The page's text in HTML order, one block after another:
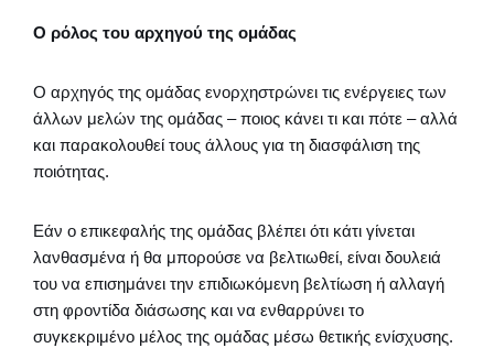
Ο ρόλος του αρχηγού της ομάδας
Ο αρχηγός της ομάδας ενορχηστρώνει τις ενέργειες των
άλλων μελών της ομάδας – ποιος κάνει τι και πότε – αλλά
και παρακολουθεί τους άλλους για τη διασφάλιση της
ποιότητας.
Εάν ο επικεφαλής της ομάδας βλέπει ότι κάτι γίνεται
λανθασμένα ή θα μπορούσε να βελτιωθεί, είναι δουλειά
του να επισημάνει την επιδιωκόμενη βελτίωση ή αλλαγή
στη φροντίδα διάσωσης και να ενθαρρύνει το
συγκεκριμένο μέλος της ομάδας μέσω θετικής ενίσχυσης.